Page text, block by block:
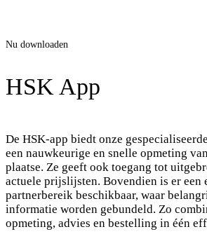
Nu downloaden
HSK App
De HSK-app biedt onze
een nauwkeurige en snelle opmeting
plaatse. Ze geeft ook toegang tot
actuele prijslijsten. Bovendien is er een
partnerbereik beschikbaar, waar
informatie worden gebundeld. Zo
opmeting, advies en bestelling in één